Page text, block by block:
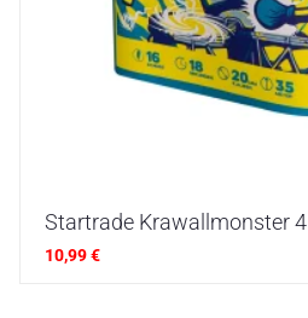
Startrade Krawallmonster 4
10,99€